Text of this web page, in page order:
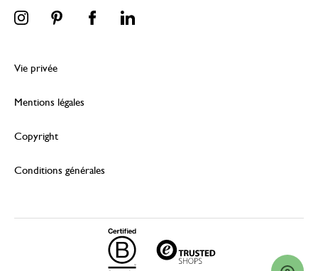
Vie privée
Mentions légales
Copyright
Conditions générales